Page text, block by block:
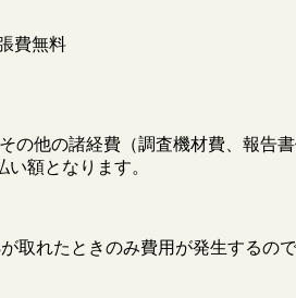
費無料
他の諸経費（調査機材費、報告
額となります。
取れたときのみ費用が発生するの